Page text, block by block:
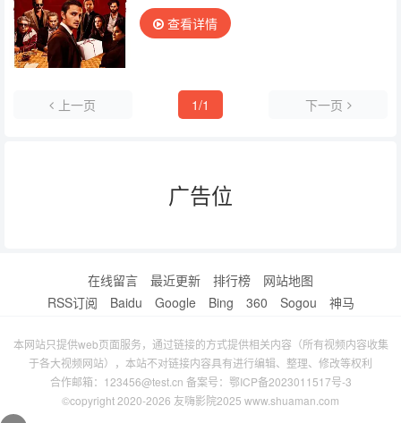
查看详情
上一页 1/1 下一页
广告位
在线留言 最近更新 排行榜
网站地图
RSS订阅
Baidu Google Bing 360 Sogou 神马
本网站只提供web页面服务，通过链接的方式提供相关内容（所有视频内容收集
于各大视频网站），本站不对链接内容具有进行编辑、整理、修改等权利
合作邮箱：123456@test.cn 备案号： 鄂ICP备2023011517号-3
©copyright 2020-2026 友嗨影院2025 www.shuaman.com